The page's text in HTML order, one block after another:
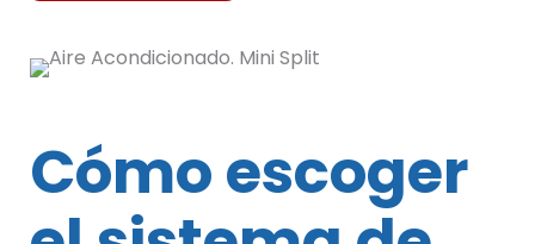
Cómo escoger